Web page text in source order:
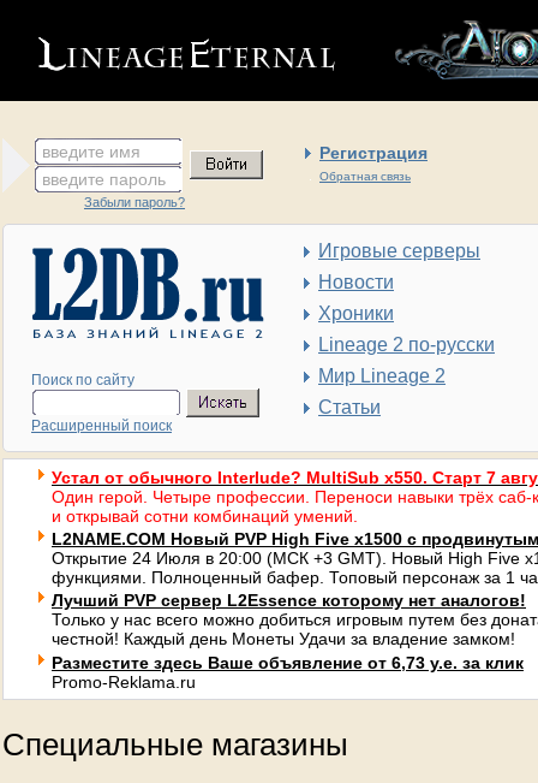
введите имя Регистрация
Обратная связь
введите пароль
Забыли пароль?
Поиск по сайту
Расширенный поиск
Игровые серверы
Новости
Хроники
Lineage 2 по-русски
Мир Lineage 2
Статьи
Устал от обычного Interlude? MultiSub x550. Старт 7
Один герой. Четыре профессии. Переноси навыки трёх саб-
и открывай сотни комбинаций умений.
L2NAME.COM Новый PVP High Five x1500 с
Открытие 24 Июля в 20:00 (МСК +3 GMT). Новый High Five
функциями. Полноценный бафер. Топовый персонаж за 1
Лучший PVP сервер L2Essence которому нет аналогов!
Только у нас всего можно добиться игровым путем без
честной! Каждый день Монеты Удачи за владение замком!
Разместите здесь Ваше объявление от 6,73 у.е. за клик
Promo-Reklama.ru
Специальные магазины